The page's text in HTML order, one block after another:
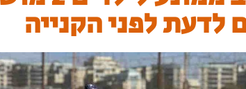
לדעת לפני הקנייה